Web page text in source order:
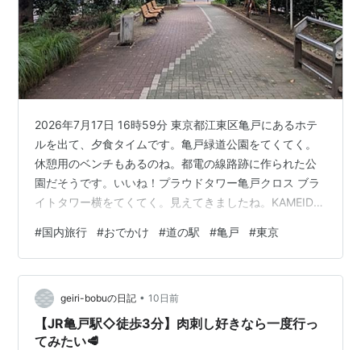
2026年7月17日 16時59分 東京都江東区亀戸にあるホテ
ルを出て、夕食タイムです。亀戸緑道公園をてくてく。
休憩用のベンチもあるのね。都電の線路跡に作られた公
園だそうです。いいね！プラウドタワー亀戸クロス ブラ
イトタワー横をてくてく。見えてきましたね。KAMEIDO
るカメクロ横丁へカメクロ横丁は、下町の賑わいを楽し
めるお店が、7店舗入っています。壁の仕切りがない横丁
スタイルです。どこのお店にしようかな？チラチラ。う
ーんここに、決めた。にだいめ野口鮮魚店店先のメニュ
ーをジロジロ。わぁー いろいろありますね。お好きな席
に、どう…
#国内旅行 #おでかけ #道の駅 #亀戸 #東京
geiri-bobuの日記 • 10日前
【JR亀戸駅◇徒歩3分】肉刺し好きなら一度行っ
てみたい🥩